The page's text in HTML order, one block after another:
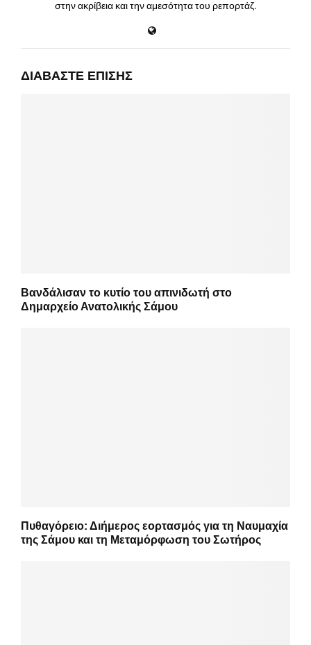
στην ακρίβεια και την αμεσότητα του ρεπορτάζ.
ΔΙΑΒΆΣΤΕ ΕΠΊΣΗΣ
Βανδάλισαν το κυτίο του απινιδωτή στο
Δημαρχείο Ανατολικής Σάμου
Πυθαγόρειο: Διήμερος εορτασμός για τη Ναυμαχία
της Σάμου και τη Μεταμόρφωση του Σωτήρος